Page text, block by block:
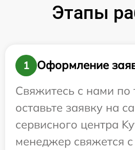
Этапы
1
Оформление
Свяжитесь с нами по
оставьте заявку на
сервисного центра
менеджер свяжется